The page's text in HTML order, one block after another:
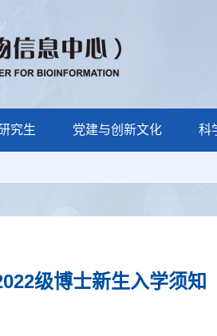
究生 党建与创新文化 科
级博士新生入学须知